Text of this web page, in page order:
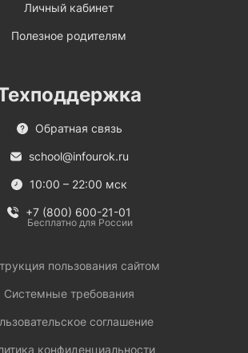
Личный кабинет
Полезное родителям
Обратная связь
school@infourok.ru
10:00 – 22:00 мск
+7 (800) 600-21-01
Бесплатно для России
пользования сайтом
Системные требования
соглашение
конфиденциальности